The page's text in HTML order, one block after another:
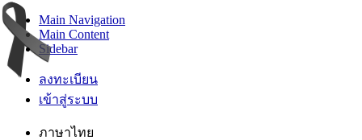
Main Navigation
Main Content
Sidebar
ลงทะเบียน
เข้าสู่ระบบ
ภาษาไทย